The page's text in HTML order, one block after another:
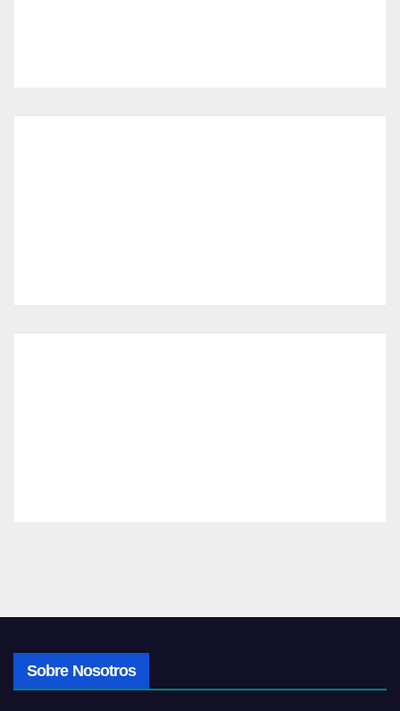
Sobre Nosotros